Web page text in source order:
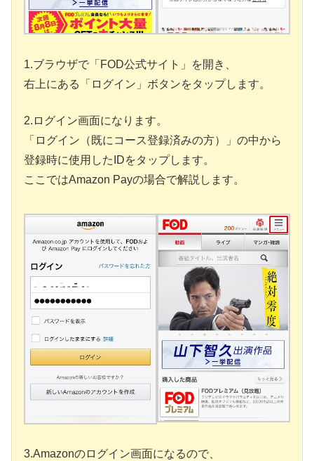
1.ブラウザで「FOD公式サイト」を開き、
右上にある「ログイン」ボタンをタップします。
2.ログイン画面になります。
「ログイン（既にコース登録済みの方）」の中から
登録時に使用したIDをタップします。
ここではAmazon Payの場合で解説します。
3.Amazonのログイン画面になるので、